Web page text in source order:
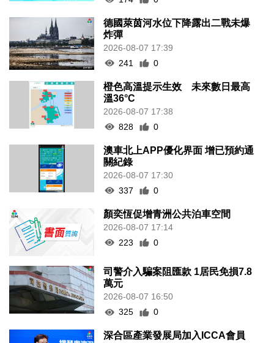
德國萊茵河水位下降露出二戰未爆
炸彈
2026-08-07 17:39
241
0
橙色高溫提示生效 未來數日最高
溫36°C
2026-08-07 17:38
828
0
澳車北上APP優化界面 增已預約通
關紀錄
2026-08-07 17:30
337
0
顏奕恆促增青洲公共泊車空間
2026-08-07 17:14
223
0
司警介入騙案阻匯款 1居民免損7.8
萬元
2026-08-07 16:50
325
0
深合區產業發展局加入ICCA會員